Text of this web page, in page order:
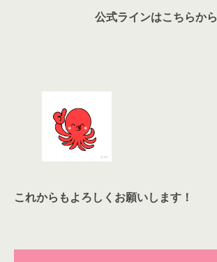
公式ラインはこちらから
これからもよろしくお願いします！